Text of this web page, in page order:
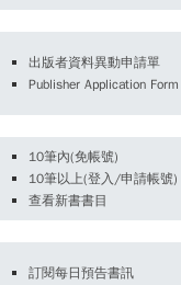
出版者資料異動申請單
Publisher Application Form
10筆內(免帳號)
10筆以上(登入/申請帳號)
查看新書書目
訂閱每日預告書訊